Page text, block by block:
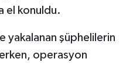
el konuldu.
yakalanan şüphelilerin
operasyon